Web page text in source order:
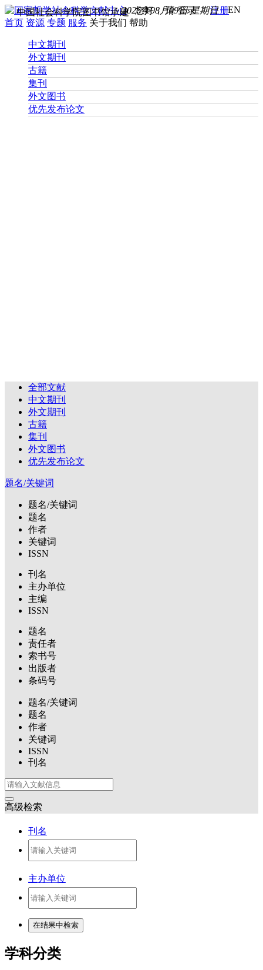
您好， 请登录 注册EN
2026年08月09日 星期日
中国社会科学院图书馆承建
首页 资源 专题 服务 关于我们 帮助
中文期刊
外文期刊
古籍
集刊
外文图书
优先发布论文
全部文献
中文期刊
外文期刊
古籍
集刊
外文图书
优先发布论文
题名/关键词
题名/关键词
题名
作者
关键词
ISSN
刊名
主办单位
主编
ISSN
题名
责任者
索书号
出版者
条码号
题名/关键词
题名
作者
关键词
ISSN
刊名
高级检索
刊名
主办单位
学科分类